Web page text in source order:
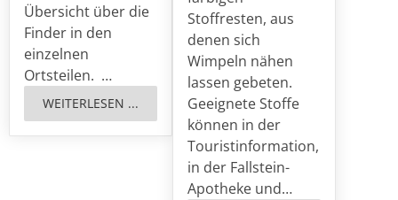
Übersicht über die
Finder in den
einzelnen
Ortsteilen. …
WEITERLESEN ...
Stoffresten, aus
denen sich
Wimpeln nähen
lassen gebeten.
Geeignete Stoffe
können in der
Touristinformation,
in der Fallstein-
Apotheke und…